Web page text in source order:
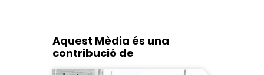
Aquest Mèdia és una
contribució de